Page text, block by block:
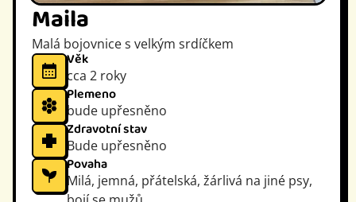
Maila
Malá bojovnice s velkým srdíčkem
Věk
cca 2 roky
Plemeno
bude upřesněno
Zdravotní stav
Bude upřesněno
Povaha
Milá, jemná, přátelská, žárlivá na jiné psy,